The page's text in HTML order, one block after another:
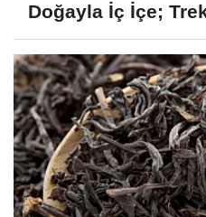
Doğayla İç İçe;
Etkinliği